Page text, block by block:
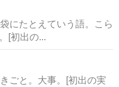
にたとえていう語。こら
[初出の...
ごと。大事。[初出の実